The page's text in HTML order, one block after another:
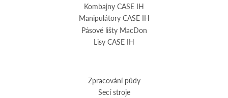
Kombajny CASE IH
Manipulátory CASE IH
Pásové lišty MacDon
Lisy CASE IH
Zpracování půdy
Secí stroje